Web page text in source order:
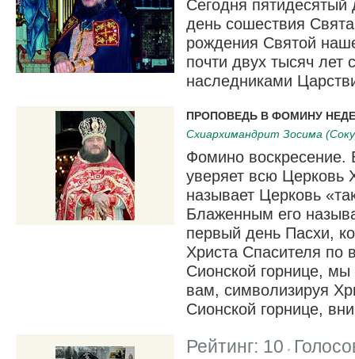
Сегодня
день сошествия
рождения Святой
почти двух тысяч лет
наследниками
ПРОПОВЕДЬ В ФОМИНУ
Схиархимандрит Зосима
Фомино
уверяет всю Церковь
называет Церковь
Блаженным его
первый день Пасхи,
Христа Спасителя по
Сионской горнице,
вам, символизируя
Сионской горнице,
Рейтинг: 10